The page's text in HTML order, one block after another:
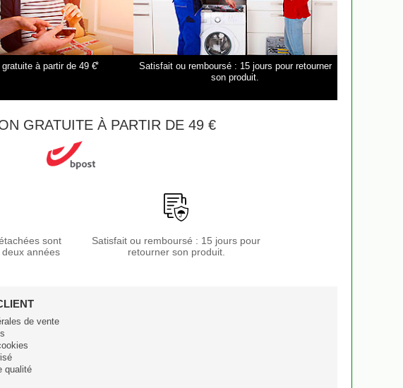
gratuite à partir de 49 €*
Satisfait ou remboursé : 15 jours pour retourner
son produit.
GRATUITE À PARTIR DE 49 €
sont
années
Satisfait ou remboursé : 15 jours pour
retourner son produit.
de vente
qualité